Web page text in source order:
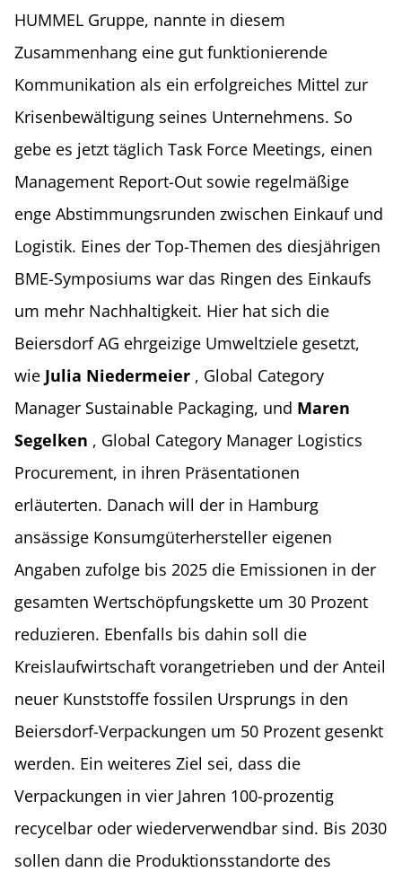
HUMMEL Gruppe, nannte in diesem
Zusammenhang eine gut funktionierende
Kommunikation als ein erfolgreiches Mittel zur
Krisenbewältigung seines Unternehmens. So
gebe es jetzt täglich Task Force Meetings, einen
Management Report-Out sowie regelmäßige
enge Abstimmungsrunden zwischen Einkauf und
Logistik. Eines der Top-Themen des diesjährigen
BME-Symposiums war das Ringen des Einkaufs
um mehr Nachhaltigkeit. Hier hat sich die
Beiersdorf AG ehrgeizige Umweltziele gesetzt,
wie Julia Niedermeier , Global Category
Manager Sustainable Packaging, und Maren
Segelken , Global Category Manager Logistics
Procurement, in ihren Präsentationen
erläuterten. Danach will der in Hamburg
ansässige Konsumgüterhersteller eigenen
Angaben zufolge bis 2025 die Emissionen in der
gesamten Wertschöpfungskette um 30 Prozent
reduzieren. Ebenfalls bis dahin soll die
Kreislaufwirtschaft vorangetrieben und der Anteil
neuer Kunststoffe fossilen Ursprungs in den
Beiersdorf-Verpackungen um 50 Prozent gesenkt
werden. Ein weiteres Ziel sei, dass die
Verpackungen in vier Jahren 100-prozentig
recycelbar oder wiederverwendbar sind. Bis 2030
sollen dann die Produktionsstandorte des